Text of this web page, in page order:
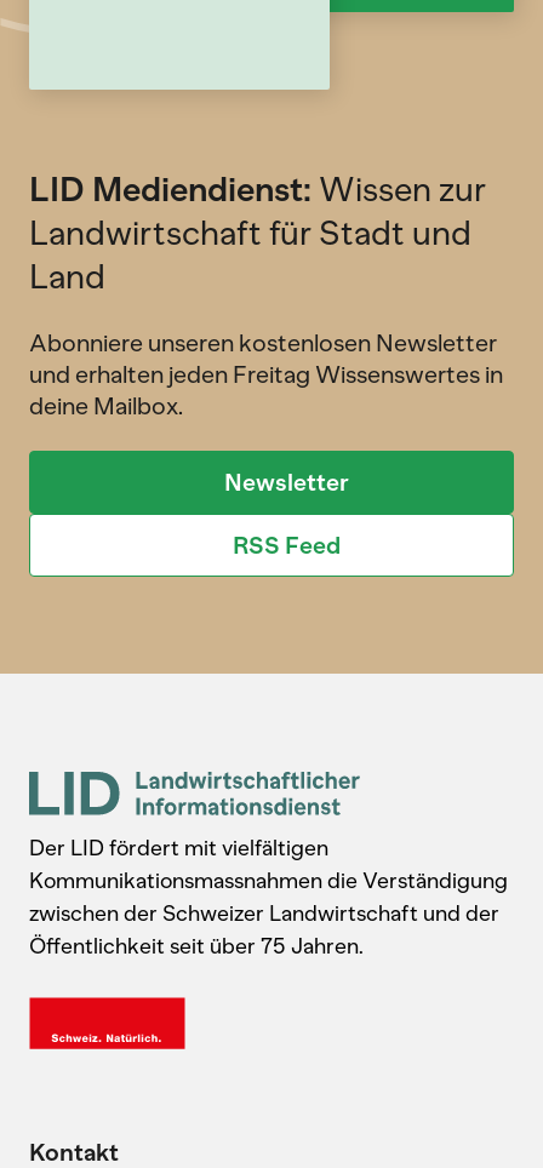
LID Mediendienst: Wissen zur
Landwirtschaft für Stadt und
Land
Abonniere unseren kostenlosen Newsletter
und erhalten jeden Freitag Wissenswertes in
deine Mailbox.
Newsletter
RSS Feed
Der LID fördert mit vielfältigen
Kommunikationsmassnahmen die Verständigung
zwischen der Schweizer Landwirtschaft und der
Öffentlichkeit seit über 75 Jahren.
Kontakt